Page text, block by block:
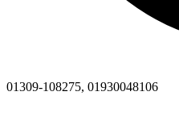
01309-108275, 01930048106